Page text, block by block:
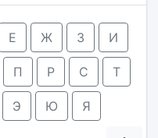
Е Ж З И
П Р С Т
Э Ю Я